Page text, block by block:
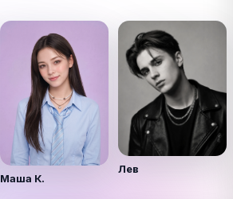
Маша К.
Лев